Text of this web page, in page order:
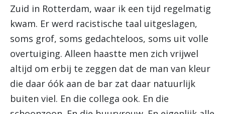
Zuid in Rotterdam, waar ik een tijd regelmatig
kwam. Er werd racistische taal uitgeslagen,
soms grof, soms gedachteloos, soms uit volle
overtuiging. Alleen haastte men zich vrijwel
altijd om erbij te zeggen dat de man van kleur
die daar óók aan de bar zat daar natuurlijk
buiten viel. En die collega ook. En die